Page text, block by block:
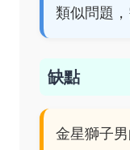
類似問題，
缺點
金星獅子